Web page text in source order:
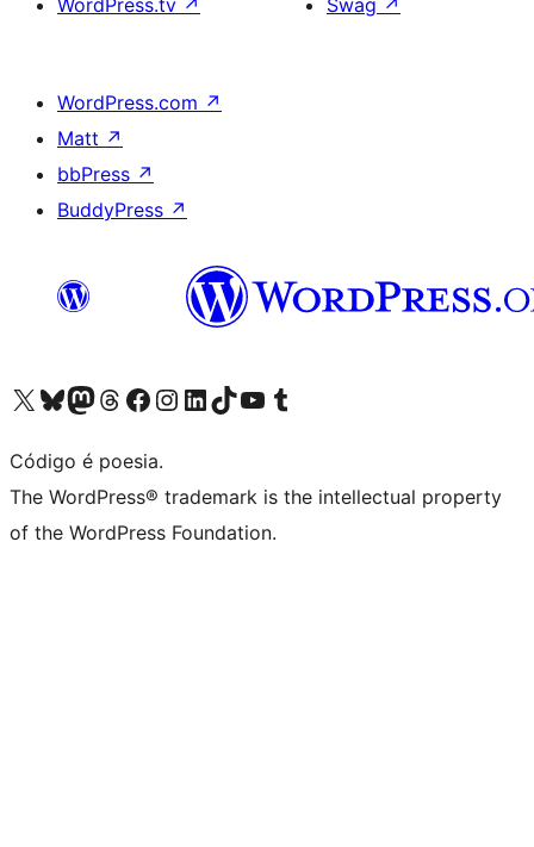
WordPress.tv ↗
Swag ↗
WordPress.com ↗
Matt ↗
bbPress ↗
BuddyPress ↗
Acessar nossa conta do X (antigo Twitter)
Acessar nossa conta do Bluesky
Acessar nossa conta do Mastodon
Acessar nossa conta do Threads
Acessar nossa página do Facebook
Acessar nossa conta do Instagram
Acessar nossa conta do LinkedIn
Acessar nossa conta do TikTok
Acessar nosso canal do YouTube
Acessar nossa conta no Tumblr
Código é poesia.
The WordPress® trademark is the intellectual property
of the WordPress Foundation.